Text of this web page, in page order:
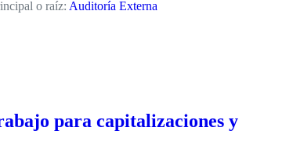
o raíz: Auditoría Externa
para capitalizaciones y